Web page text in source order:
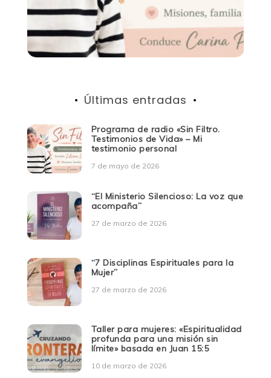
Últimas entradas
Programa de radio «Sin Filtro.
Testimonios de Vida» – Mi
testimonio personal
7 de mayo de 2026
“El Ministerio Silencioso: La voz que
acompaña”
27 de marzo de 2026
“7 Disciplinas Espirituales para la
Mujer”
27 de marzo de 2026
Taller para mujeres: «Espiritualidad
profunda para una misión sin
límite» basada en Juan 15:5
10 de marzo de 2026